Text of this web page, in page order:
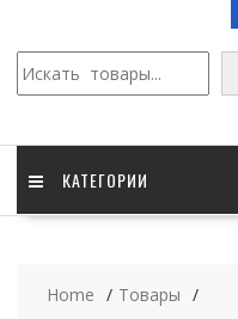
КАТЕГОРИИ
Home
Товары